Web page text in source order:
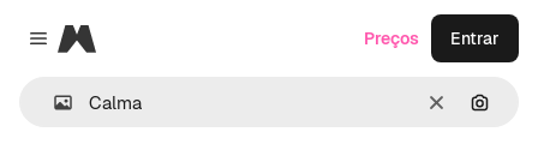
Close menu
Magnific
Limpar
Preços Entrar